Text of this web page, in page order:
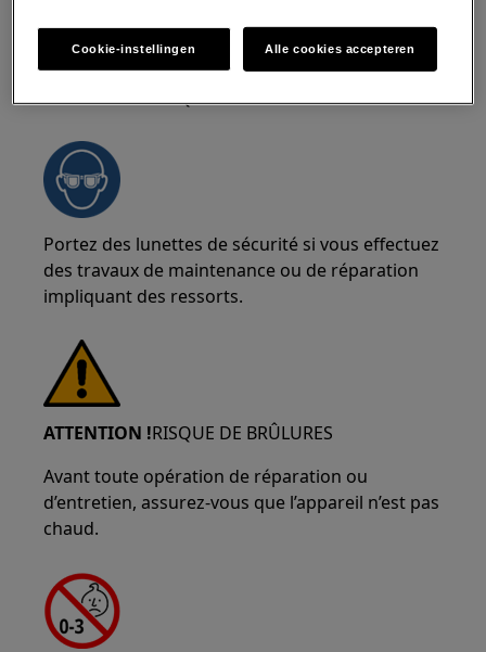
ATTENTION !RISQUE DE BLESSURE AUX YEUX
Portez des lunettes de sécurité si vous effectuez
des travaux de maintenance ou de réparation
impliquant des ressorts.
ATTENTION !RISQUE DE BRÛLURES
Avant toute opération de réparation ou
d’entretien, assurez-vous que l’appareil n’est pas
chaud.
Cookie-instellingen Alle cookies accepteren